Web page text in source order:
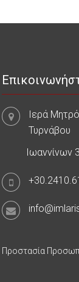
Ιερά
Τυρνάβου
Ιωαννίνων
Προστασία